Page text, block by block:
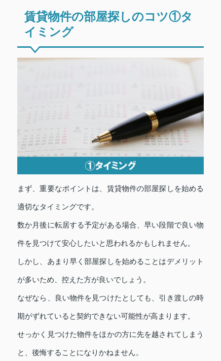
賃貸物件の部屋探しのコツ①タ
イミング
まず、重要なポイントは、賃貸物件の部屋探しを始める
適切なタイミングです。
数か月後に転居する予定がある場合、早い段階で良い物
件を見つけて安心したいと思われるかもしれません。
しかし、あまり早く部屋探しを始めることはデメリット
が多いため、控えた方が良いでしょう。
なぜなら、良い物件を見つけたとしても、引き渡しの時
期がずれていると契約できない可能性が高まります。
せっかく見つけた物件をほかの方に先を越されてしまう
と、後悔することになりかねません。